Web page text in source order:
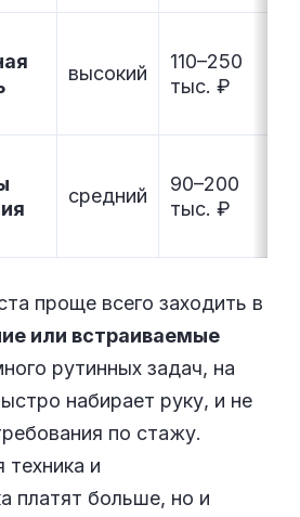
высокий
110–250
тыс. ₽
средний
90–200
тыс. ₽
проще всего заходить в
или встраиваемые
рутинных задач, на
набирает руку, и не
по стажу.
техника и
платят больше, но и